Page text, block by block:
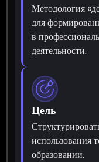
Методология
для
в
деятельности.
Цель
использования
образовании.